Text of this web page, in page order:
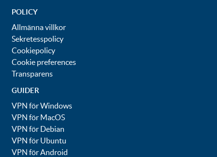
POLICY
Allmänna villkor
Sekretesspolicy
Cookiepolicy
Cookie preferences
Transparens
GUIDER
VPN för Windows
VPN för MacOS
VPN för Debian
VPN för Ubuntu
VPN för Android